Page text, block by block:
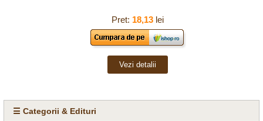
Pret: 18,13lei
Vezi detalii
☰ Categorii & Edituri